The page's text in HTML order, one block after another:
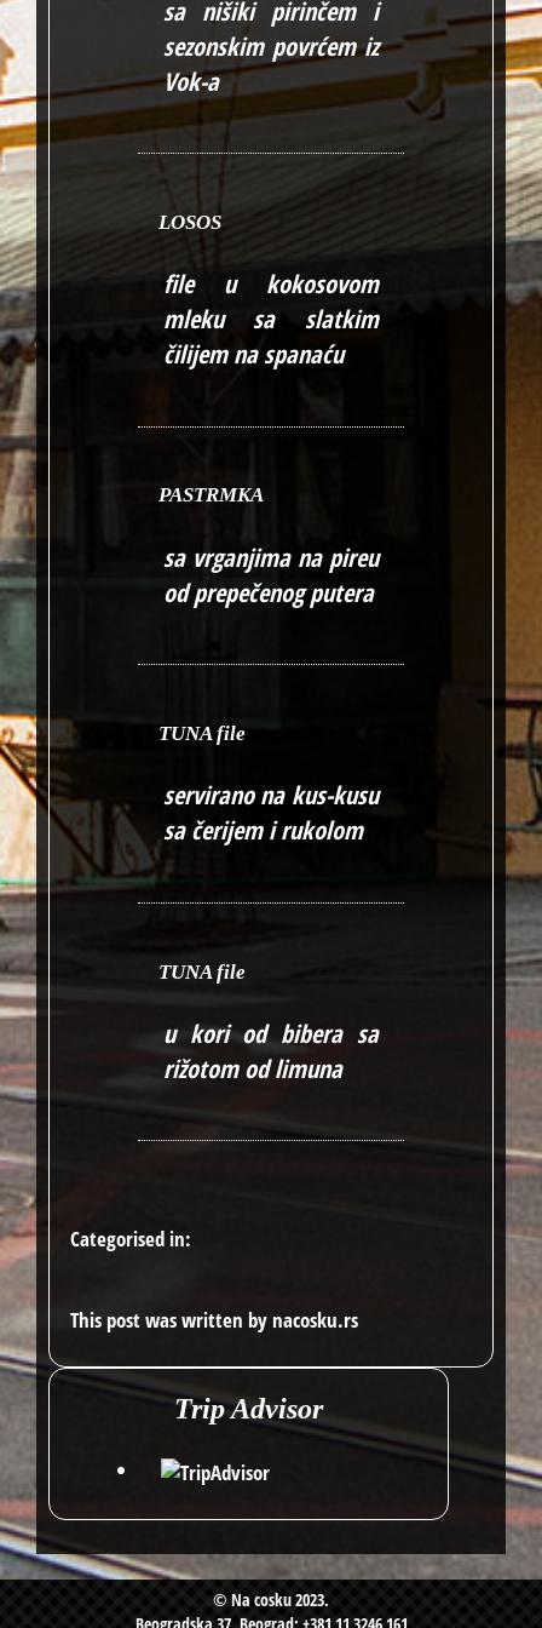
sa nišiki pirinčem i
sezonskim povrćem iz
Vok-a
LOSOS
file u kokosovom
mleku sa slatkim
čilijem na spanaću
PASTRMKA
sa vrganjima na pireu
od prepečenog putera
TUNA file
servirano na kus-kusu
sa čerijem i rukolom
TUNA file
u kori od bibera sa
rižotom od limuna
Categorised in:
This post was written by nacosku.rs
Trip Advisor
© Na cosku 2023.